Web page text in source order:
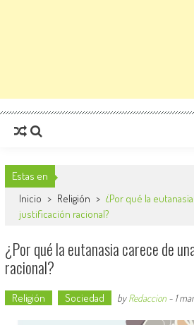
Estas en
Inicio > Religión > ¿Por qué la
justificación racional?
¿Por qué la eutanasia carece de
racional?
Religión Sociedad byRedaccion- 1